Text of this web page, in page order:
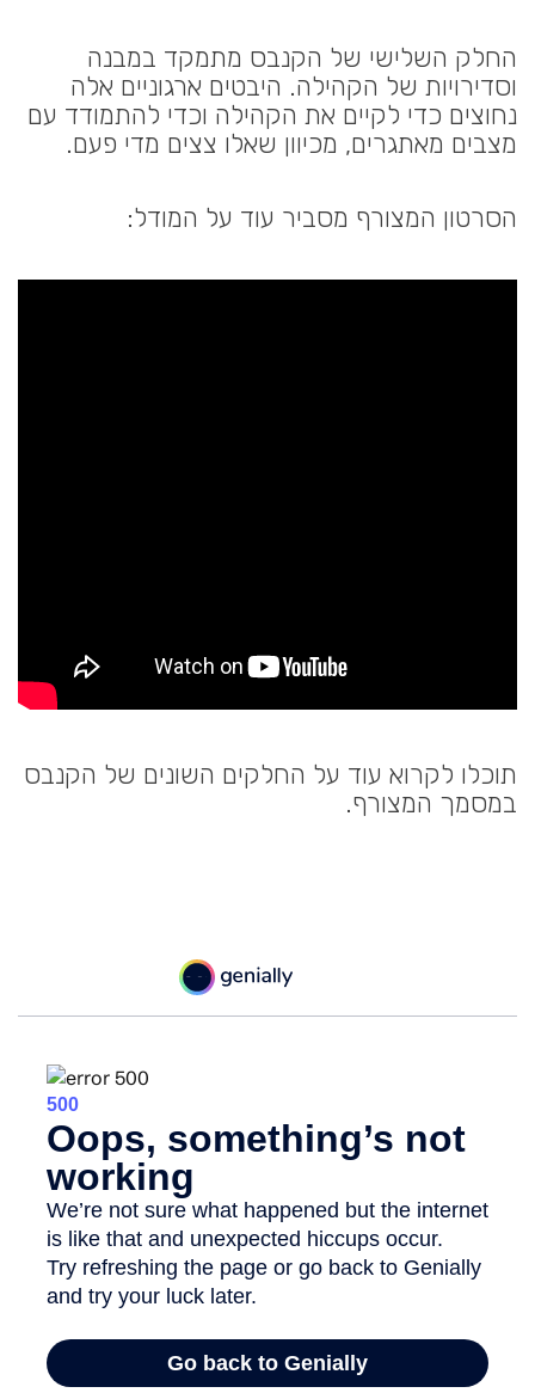
החלק השלישי של הקנבס מתמקד במבנה
וסדירויות של הקהילה. היבטים ארגוניים אלה
נחוצים כדי לקיים את הקהילה וכדי להתמודד עם
מצבים מאתגרים, מכיוון שאלו צצים מדי פעם.
הסרטון המצורף מסביר עוד על המודל:
תוכלו לקרוא עוד על החלקים השונים של הקנבס
במסמך המצורף.